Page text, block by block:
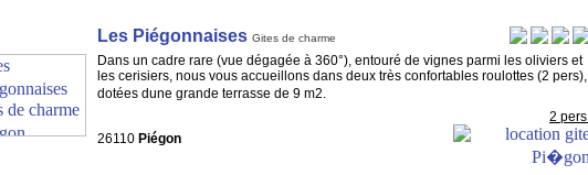
Les Piégonnaises Gites de charme
Dans un cadre rare (vue dégagée à 360°), entouré de vignes parmi les oliviers et
les cerisiers, nous vous accueillons dans deux très confortables roulottes (2 pers),
dotées dune grande terrasse de 9 m2.
26110 Piégon
2 pers.